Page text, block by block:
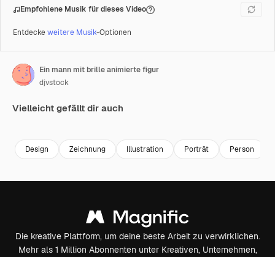
Empfohlene Musik für dieses Video
Entdeckeweitere Musik-Optionen
Ein mann mit brille animierte figur
djvstock
Vielleicht gefällt dir auch
Design Zeichnung Illustration Porträt Person
Die kreative Plattform, um deine beste Arbeit zu verwirklichen.
Mehr als 1 Million Abonnenten unter Kreativen, Unternehmen,